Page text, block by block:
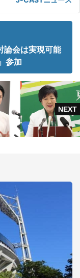
論会は実現可能
参加